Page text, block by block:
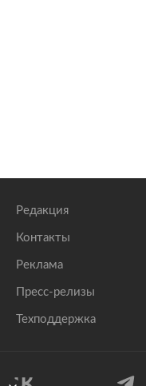
Редакция
Контакты
Реклама
Пресс-релизы
Техподдержка